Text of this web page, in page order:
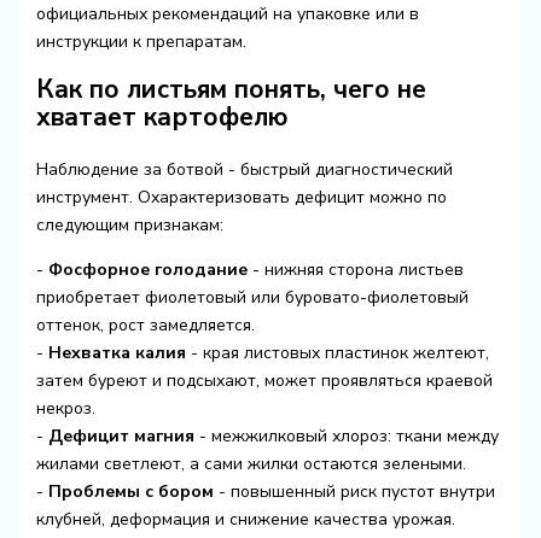
официальных рекомендаций на упаковке или в
инструкции к препаратам.
Как по листьям понять, чего не
хватает картофелю
Наблюдение за ботвой - быстрый диагностический
инструмент. Охарактеризовать дефицит можно по
следующим признакам:
- Фосфорное голодание- нижняя сторона листьев
приобретает фиолетовый или буровато-фиолетовый
оттенок, рост замедляется.
- Нехватка калия - края листовых пластинок желтеют,
затем буреют и подсыхают, может проявляться краевой
некроз.
- Дефицит магния - межжилковый хлороз: ткани между
жилами светлеют, а сами жилки остаются зелеными.
- Проблемы с бором - повышенный риск пустот внутри
клубней, деформация и снижение качества урожая.